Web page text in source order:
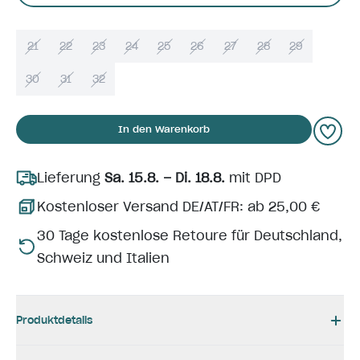
21 22 23 24 25 26 27 28 29
30 31 32
In den Warenkorb
Lieferung Sa. 15.8. – Di. 18.8. mit DPD
Kostenloser Versand DE/AT/FR: ab 25,00 €
30 Tage kostenlose Retoure für Deutschland,
Schweiz und Italien
Produktdetails